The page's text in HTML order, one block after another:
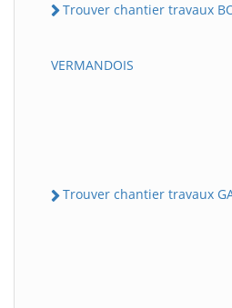
Trouver chantier travaux
VERMANDOIS
Trouver chantier travaux